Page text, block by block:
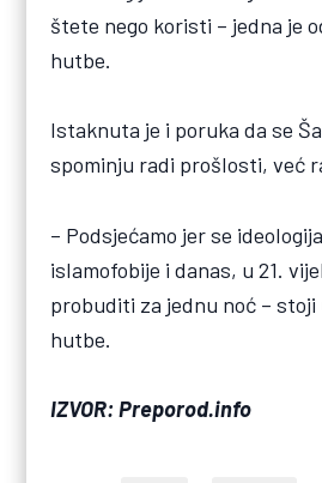
štete nego koristi – jedna je
hutbe.
Istaknuta je i poruka da se
spominju radi prošlosti, već
– Podsjećamo jer se
islamofobije i danas, u 21.
probuditi za jednu noć –
hutbe.
IZVOR: Preporod.info